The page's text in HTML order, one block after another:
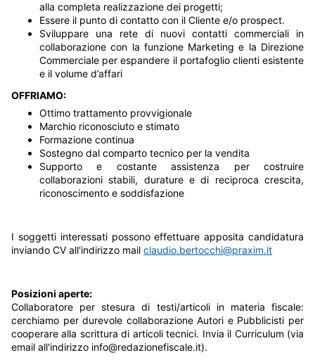
alla completa realizzazione dei progetti;
Essere il punto di contatto con il Cliente e/o prospect.
Sviluppare una rete di nuovi contatti commerciali in
collaborazione con la funzione Marketing e la Direzione
Commerciale per espandere il portafoglio clienti esistente
e il volume d’affari
OFFRIAMO:
Ottimo trattamento provvigionale
Marchio riconosciuto e stimato
Formazione continua
Sostegno dal comparto tecnico per la vendita
Supporto e costante assistenza per costruire
collaborazioni stabili, durature e di reciproca crescita,
riconoscimento e soddisfazione
I soggetti interessati possono effettuare apposita candidatura
inviando CV all'indirizzo mail claudio.bertocchi@praxim.it
Posizioni aperte:
Collaboratore per stesura di testi/articoli in materia fiscale:
cerchiamo per durevole collaborazione Autori e Pubblicisti per
cooperare alla scrittura di articoli tecnici. Invia il Curriculum (via
email all'indirizzo info@redazionefiscale.it).